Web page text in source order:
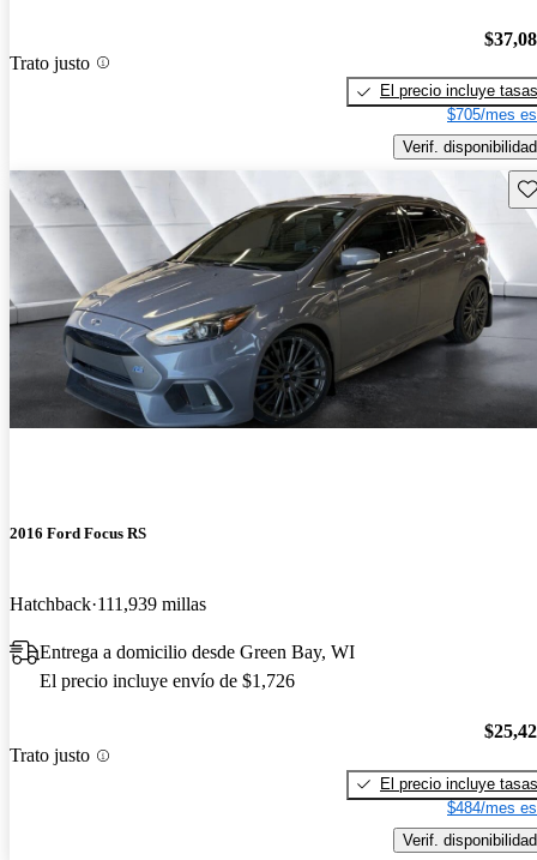
Trato justo
El precio incluye tasas
$705/mes
Verif. disponibilidad
2016 Ford Focus RS
Hatchback 111,939 millas
Entrega a domicilio desde Green Bay, WI
El precio incluye envío de $1,726
Trato justo
El precio incluye tasas
$484/mes
Verif. disponibilidad